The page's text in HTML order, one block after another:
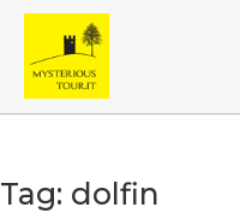
Tag: dolfin